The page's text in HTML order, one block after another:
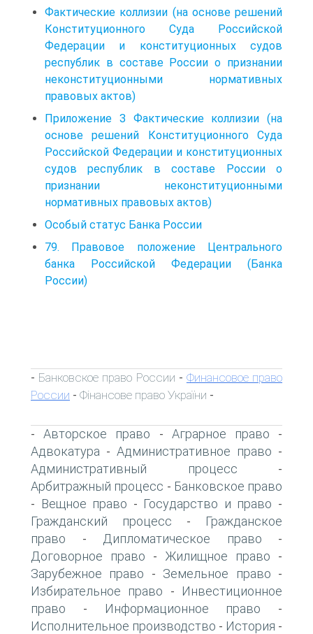
Фактические коллизии (на основе решений
Конституционного Суда Российской
Федерации и конституционных судов
республик в составе России о признании
неконституционными нормативных
правовых актов)
Приложение З Фактические коллизии (на
основе решений Конституционного Суда
Российской Федерации и конституционных
судов республик в составе России о
признании неконституционными
нормативных правовых актов)
Особый статус Банка России
79. Правовое положение Центрального
банка Российской Федерации (Банка
России)
- Банковское право России - Финансовое право
России - Фінансове право України -
-Авторское право - Аграрное право -
Адвокатура - Административное право -
Административный процесс -
Арбитражный процесс - Банковское право
- Вещное право - Государство и право -
Гражданский процесс -
Гражданское
право - Дипломатическое право -
Договорное право - Жилищное право -
Зарубежное право - Земельное право -
Избирательное право -
Инвестиционное
право - Информационное право -
Исполнительное производство - История -